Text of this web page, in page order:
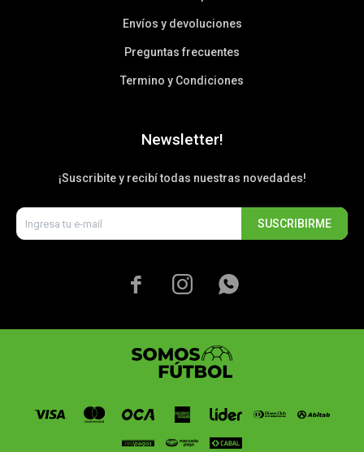
Envíos y devoluciones
Preguntas frecuentes
Termino y Condiciones
Newsletter!
¡Suscribite y recibí todas nuestras novedades!
SUSCRIBIRME
  